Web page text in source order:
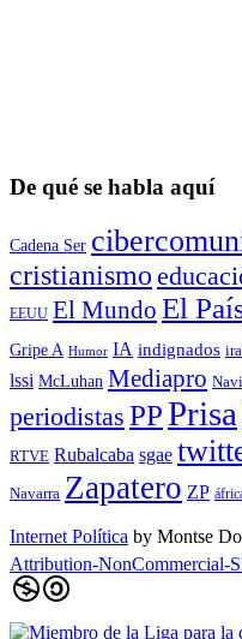
De qué se habla aquí
Cadena Ser
cristianismo
EEUU El Mundo El
Gripe A Humor IA indignados
lssi McLuhan Mediapro
periodistas PPPrisa
RTVE Rubalcaba sgae
Navarra Zapatero ZP
Internet Política by Montse
Attribution-NonCommercial-